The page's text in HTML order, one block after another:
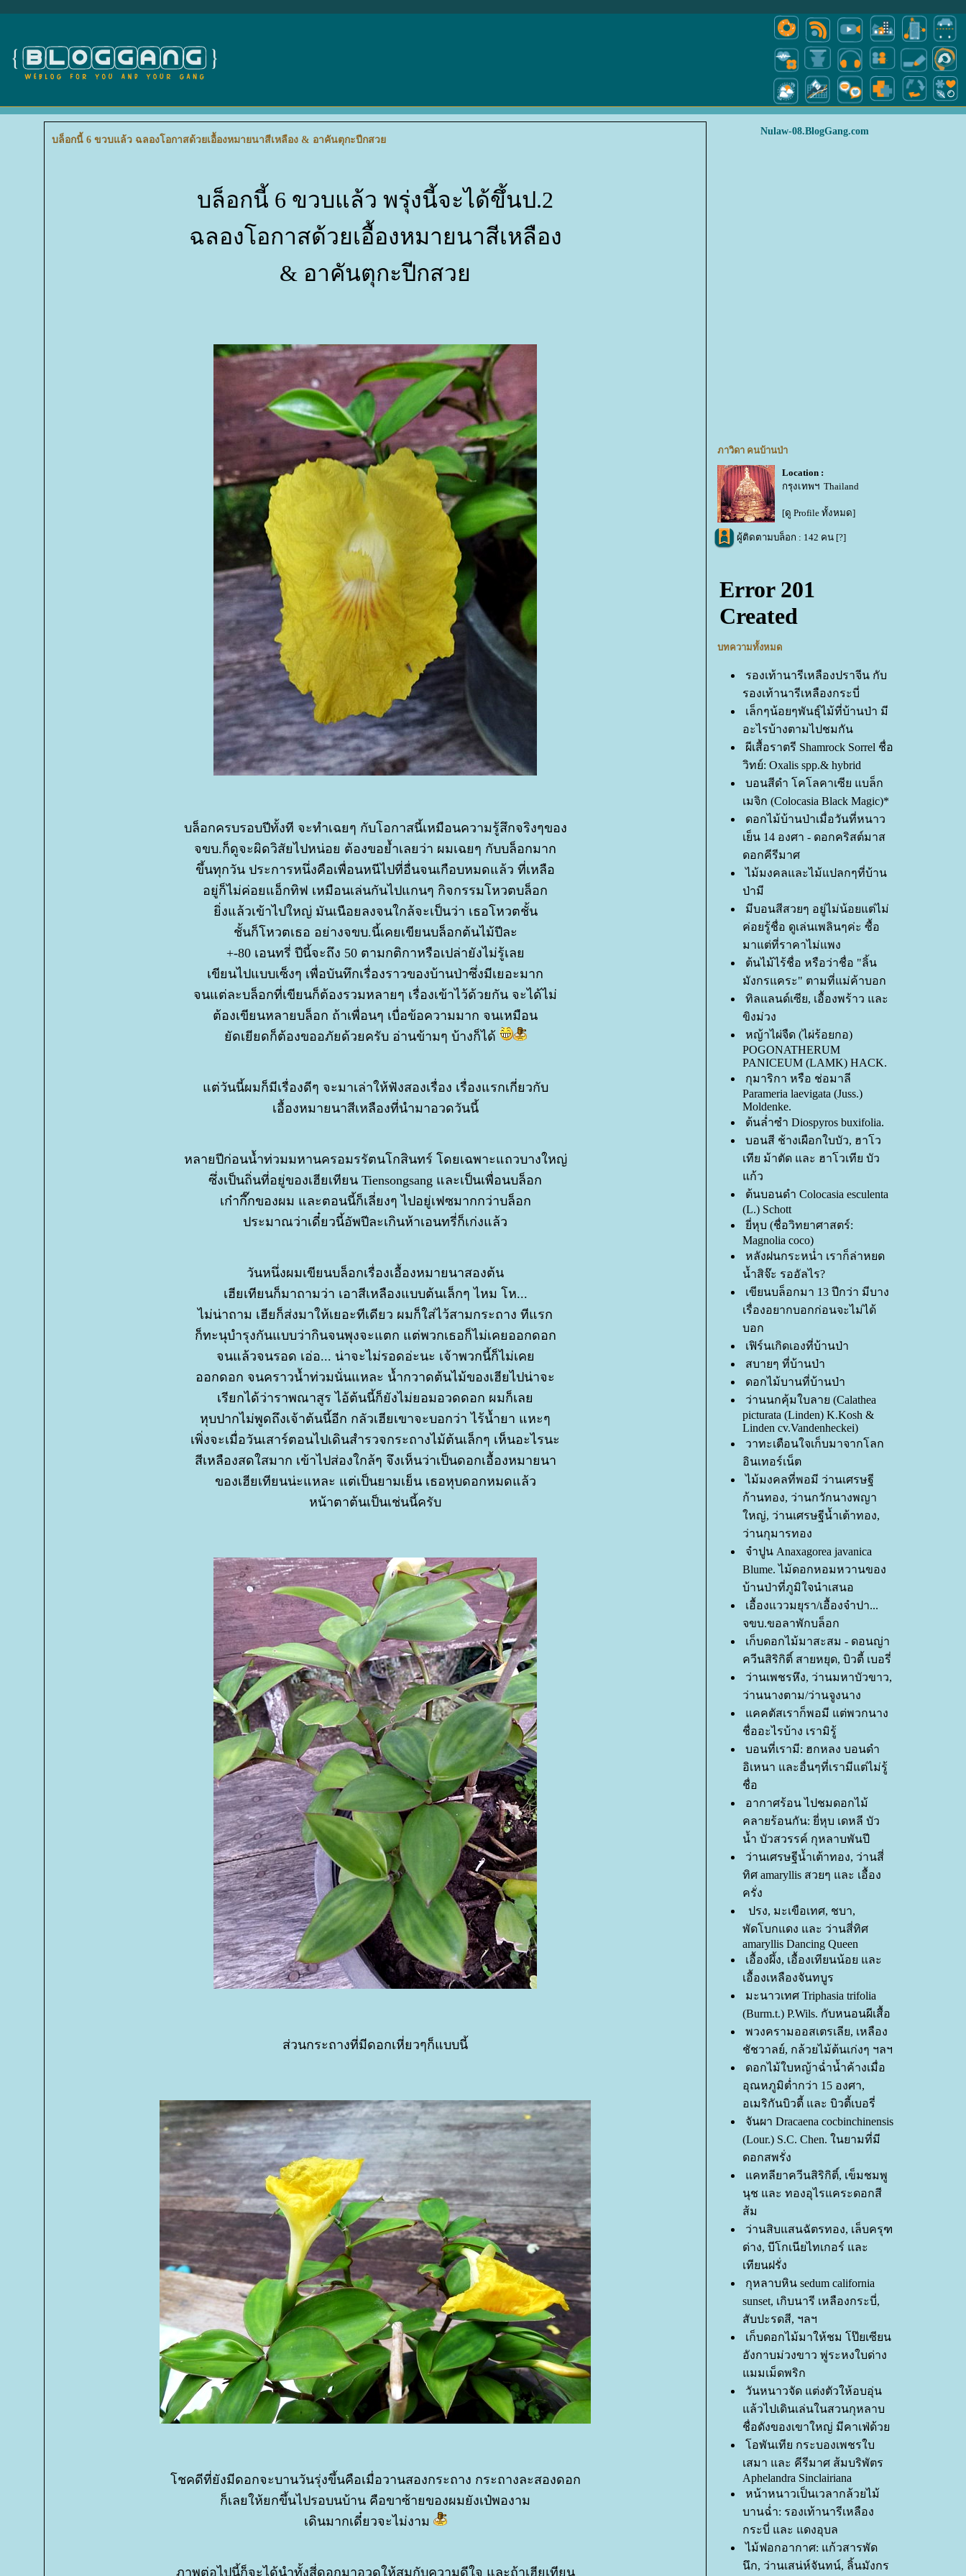
บล็อกนี้ 6 ขวบแล้ว ฉลองโอกาสด้วยเอื้องหมายนาสีเหลือง & อาคันตุกะปีกสว
บล็อกนี้ 6 ขวบแล้ว พรุ่งนี้จะได้ขึ้นป.2
ฉลองโอกาสด้วยเอื้องหมายนาสีเหลือง
& อาคันตุกะปีกสว
บล็อกครบรอบปีทั้งที จะทำเฉยๆ กับโอกาสนี้เหมือนความรู้สึกจริงๆของ
จขบ.ก็ดูจะผิดวิสัยไปหน่อย ต้องขอย้ำเลยว่า ผมเฉยๆ กับบล็อกมาก
ขึ้นทุกวัน ประการหนึ่งคือเพื่อนหนีไปที่อื่นจนเกือบหมดแล้ว ที่เหลือ
อยู่ก็ไม่ค่อยแอ็กทิฟ เหมือนเล่นกันไปแกนๆ กิจกรรมโหวตบล็อก
ิ่งแล้วเข้าไปใหญ่ มันเนือยลงจนใกล้จะเป็นว่า เธอโหวตชั้น
ชั้นก็โหวตเธอ อย่างจขบ.นี้เคยเขียนบล็อกต้นไม้ปีละ
+-80 เอนทรี่ ปีนี้จะถึง 50 ตามกติกาหรือเปล่ายังไม่รู้เล
เขียนไปแบบเซ็งๆ เพื่อบันทึกเรื่องราวของบ้านป่าซึ่งมีเยอะมาก
จนแต่ละบล็อกที่เขียนก็ต้องรวมหลายๆ เรื่องเข้าไว้ด้วยกัน จะได้ไม่
ต้องเขียนหลายบล็อก ถ้าเพื่อนๆ เบื่อข้อความมาก จนเหมือน
ัดเยียดก็ต้องขออภัยด้วยครับ อ่านข้ามๆ บ้างก็ได้
ต่วันนี้ผมก็มีเรื่องดีๆ จะมาเล่าให้ฟังสองเรื่อง เรื่องแรกเกี่ยวกับ
เอื้องหมายนาสีเหลืองที่นำมาอวดวันนี้
หลายปีก่อนน้ำท่วมมหานครอมรรัตนโกสินทร์ โดยเฉพาะแถวบางใหญ่
ซึ่งเป็นถิ่นที่อยู่ของเฮียเทียน Tiensongsang และเป็นเพื่อนบล็อก
เก๋ากึ๊กของผม และตอนนี้ก็เลี่ยงๆ ไปอยู่เฟซมากกว่าบล็อก
ประมาณว่าเดี๋ยวนี้อัพปีละเกินห้าเอนทรี่ก็เก่งแล้ว
วันหนึ่งผมเขียนบล็อกเรื่องเอื้องหมายนาสองต้น
เฮียเทียนก็มาถามว่า เอาสีเหลืองแบบต้นเล็กๆ ไหม โห...
ไม่น่าถาม เฮียก็ส่งมาให้เยอะทีเดียว ผมก็ใส่ไว้สามกระถาง ทีแรก
ก็ทะนุบำรุงกันแบบว่ากินจนพุงจะแตก แต่พวกเธอก็ไม่เคยออกดอก
จนแล้วจนรอด เอ่อ... น่าจะไม่รอดอ่ะนะ เจ้าพวกนี้ก็ไม่เค
ออกดอก จนคราวน้ำท่วมนั่นแหละ น้ำกวาดต้นไม้ของเฮียไปน่าจะ
เรียกได้ว่าราพณาสูร ไอ้ต้นนี้ก็ยังไม่ยอมอวดดอก ผมก็เล
หุบปากไม่พูดถึงเจ้าต้นนี้อีก กลัวเฮียเขาจะบอกว่า ไร้น้ำยา แหะๆ
เพิ่งจะเมื่อวันเสาร์ตอนไปเดินสำรวจกระถางไม้ต้นเล็กๆ เห็นอะไรนะ
สีเหลืองสดใสมาก เข้าไปส่องใกล้ๆ จึงเห็นว่าเป็นดอกเอื้องหมายนา
ของเฮียเทียนน่ะแหละ แต่เป็นยามเย็น เธอหุบดอกหมดแล้ว
หน้าตาต้นเป็นเช่นนี้ครับ
ส่วนกระถางที่มีดอกเหี่ยวๆก็แบบนี้
ชคดีที่ยังมีดอกจะบานวันรุ่งขึ้นคือเมื่อวานสองกระถาง กระถางละสองดอก
ก็เลยให้ยกขึ้นไปรอบนบ้าน คือขาซ้ายของผมยังเป๋พองาม
เดินมากเดี๋ยวจะไม่งาม
ภาพต่อไปนี้ก็จะได้นำทั้งสี่ดอกมาอวดให้สมกับความดีใจ และถ้าเฮียเทียน
Nulaw-08.BlogGang.com
ภาวิดา คนบ้านป่า
Location :
กรุงเทพฯ Thailand
[ดู Profile ทั้งหมด]
ผู้ติดตามบล็อก : 142 คน [?]
บทความทั้งหมด
รองเท้านารีเหลืองปราจีน กับ
รองเท้านารีเหลืองกระบี่
เล็กๆน้อยๆพันธุ์ไม้ที่บ้านป่า มี
อะไรบ้างตามไปชมกัน
ผีเสื้อราตรี Shamrock Sorrel ชื่อ
วิทย์: Oxalis spp.& hybrid
บอนสีดำ โคโลคาเซีย แบล็ก
เมจิก (Colocasia Black Magic)*
ดอกไม้บ้านป่าเมื่อวันที่หนาว
เย็น 14 องศา - ดอกคริสต์มาส
ดอกคีรีมาศ
ไม้มงคลและไม้แปลกๆที่บ้าน
ป่ามี
มีบอนสีสวยๆ อยู่ไม่น้อยแต่ไม่
ค่อยรู้ชื่อ ดูเล่นเพลินๆค่ะ ซื้อ
มาแต่ที่ราคาไม่แพง
ต้นไม้ไร้ชื่อ หรือว่าชื่อ "ลิ้น
มังกรแคระ" ตามที่แม่ค้าบอก
ทิลแลนด์เซีย, เอื้องพร้าว และ
ขิงม่วง
หญ้าไผ่จืด (ไผ่ร้อยกอ)
POGONATHERUM
PANICEUM (LAMK) HACK.
กุมาริกา หรือ ช่อมาลี
Parameria laevigata (Juss.)
Moldenke.
ต้นล่ำซำ Diospyros buxifolia.
บอนสี ช้างเผือกใบบัว, ฮาโว
เทีย ม้าตัด และ ฮาโวเทีย บัว
ก้ว
ต้นบอนดำ Colocasia esculenta
(L.) Schott
ี่หุบ (ชื่อวิทยาศาสตร์:
Magnolia coco)
หลังฝนกระหน่ำ เราก็ล่าหยด
น้ำสิจ๊ะ รออัลไร?
เขียนบล็อกมา 13 ปีกว่า มีบาง
เรื่องอยากบอกก่อนจะไม่ได้
บอก
เฟิร์นเกิดเองที่บ้านป่า
สบายๆ ที่บ้านป่า
ดอกไม้บานที่บ้านป่า
ว่านนกคุ้มใบลาย (Calathea
picturata (Linden) K.Kosh &
Linden cv.Vandenheckei)
วาทะเตือนใจเก็บมาจากโลก
อินเทอร์เน็ต
ไม้มงคลที่พอมี ว่านเศรษฐี
ก้านทอง, ว่านกวักนางพญา
หญ่, ว่านเศรษฐีน้ำเต้าทอง,
ว่านกุมารทอง
จำปูน Anaxagorea javanica
Blume. ไม้ดอกหอมหวานของ
บ้านป่าที่ภูมิใจนำเสนอ
เอื้องแววมยุรา/เอื้องจำปา...
จขบ.ขอลาพักบล็อก
เก็บดอกไม้มาสะสม - ดอนญ่า
ควีนสิริกิติ์ สายหยุด, บิวตี้ เบอรี่
ว่านเพชรหึง, ว่านมหาบัวขาว,
ว่านนางตาม/ว่านจูงนาง
คคตัสเราก็พอมี แต่พวกนาง
ชื่ออะไรบ้าง เรามิรู้
บอนที่เรามี: ฮกหลง บอนดำ
อิเหนา และอื่นๆที่เรามีแต่ไม่รู้
ชื่อ
อากาศร้อน ไปชมดอกไม้
คลายร้อนกัน: ยี่หุบ เดหลี บัว
น้ำ บัวสวรรค์ กุหลาบพันปี
ว่านเศรษฐีน้ำเต้าทอง, ว่านสี่
ทิศ amaryllis สวยๆ และ เอื้อง
ครั่ง
ปรง, มะเขือเทศ, ชบา,
พัดโบกแดง และ ว่านสี่ทิศ
amaryllis Dancing Queen
เอื้องผึ้ง, เอื้องเทียนน้อย และ
เอื้องเหลืองจันทบูร
มะนาวเทศ Triphasia trifolia
(Burm.t.) P.Wils. กับหนอนผีเสื้อ
พวงครามออสเตรเลีย, เหลือง
ชัชวาลย์, กล้วยไม้ต้นเก่งๆ ฯลฯ
ดอกไม้ใบหญ้าฉ่ำน้ำค้างเมื่อ
อุณหภูมิต่ำกว่า 15 องศา,
อเมริกันบิวตี้ และ บิวตี้เบอรี่
จันผา Dracaena cocbinchinensis
(Lour.) S.C. Chen. ในยามที่มี
ดอกสพรั่ง
คทลียาควีนสิริกิติ์, เข็มชมพู
นุช และ ทองอุไรแคระดอกสี
ส้ม
ว่านสิบแสนฉัตรทอง, เล็บครุฑ
ด่าง, บีโกเนียไทเกอร์ และ
เทียนฝรั่ง
กุหลาบหิน sedum california
sunset, เกิบนารี เหลืองกระบี่,
สับปะรดสี, ฯลฯ
เก็บดอกไม้มาให้ชม โป๊ยเซียน
อังกาบม่วงขาว พู่ระหงใบด่าง
มมเม็ดพริก
วันหนาวจัด แต่งตัวให้อบอุ่น
ล้วไปเดินเล่นในสวนกุหลาบ
ชื่อดังของเขาใหญ่ มีคาเฟ่ด้ว
อพันเทีย กระบองเพชรใบ
เสมา และ คีรีมาศ ส้มบริพัตร
Aphelandra Sinclairiana
หน้าหนาวเป็นเวลากล้วยไม้
บานฉ่ำ: รองเท้านารีเหลือง
กระบี่ และ แดงอุบล
ไม้ฟอกอากาศ: แก้วสารพัด
นึก, ว่านเสน่ห์จันทน์, ลิ้นมังกร